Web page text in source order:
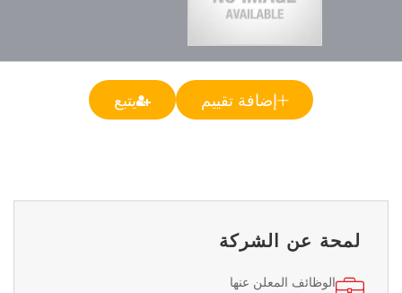
إضافة تقييم يتبع
لمحة عن الشركة
الوظائف المعلن عنها